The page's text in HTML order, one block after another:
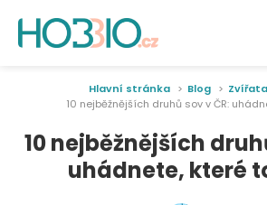
Hlavní stránka Blog Zvířata
10 nejběžnějších druhů sov v ČR:
10 nejběžnějších
uhádnete, které